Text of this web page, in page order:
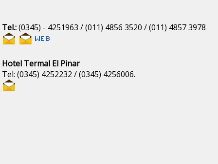
Tel.:(0345) - 4251963 / (011) 4856 3520 / (011) 4857 3978
Hotel Termal El Pinar
Tel: (0345) 4252232 / (0345) 4256006.